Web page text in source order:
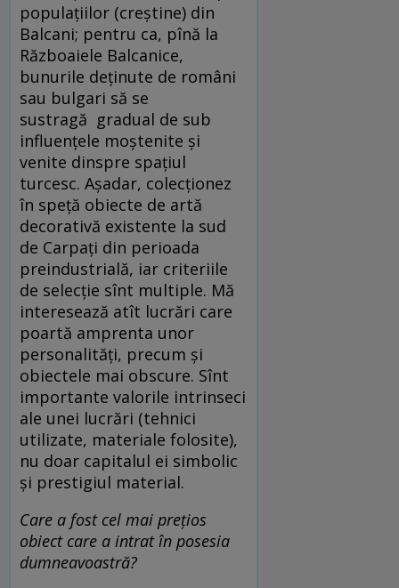
populațiilor (creștine) din
Balcani; pentru ca, pînă la
Războaiele Balcanice,
bunurile deținute de români
sau bulgari să se
sustragă gradual de sub
influențele moștenite și
venite dinspre spațiul
turcesc. Așadar, colecționez
în speță obiecte de artă
decorativă existente la sud
de Carpați din perioada
preindustrială, iar criteriile
de selecție sînt multiple. Mă
interesează atît lucrări care
poartă amprenta unor
personalități, precum și
obiectele mai obscure. Sînt
importante valorile intrinseci
ale unei lucrări (tehnici
utilizate, materiale folosite),
nu doar capitalul ei simbolic
și prestigiul material.
Care a fost cel mai prețios
obiect care a intrat în posesia
dumneavoastră?